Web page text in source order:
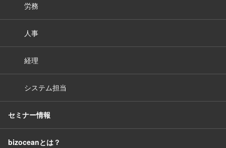
労務
人事
経理
システム担当
セミナー情報
bizoceanとは？